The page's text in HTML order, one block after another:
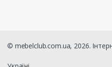
© mebelclub.com.ua, 2026.